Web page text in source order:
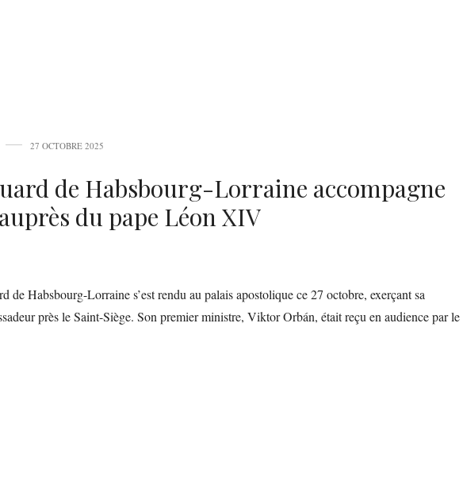
27 OCTOBRE 2025
de Habsbourg-Lorraine accompagne
du pape Léon XIV
de Habsbourg-Lorraine s’est rendu au palais apostolique ce 27 octobre, exerçant sa
près le Saint-Siège. Son premier ministre, Viktor Orbán, était reçu en audience par le